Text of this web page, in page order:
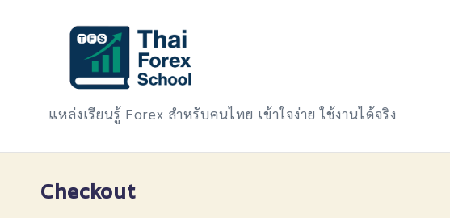
contentแหล่งเรียนรู้ Forex สำหรับคนไทย เข้าใจง่าย ใช้งานได้จริง
Checkout